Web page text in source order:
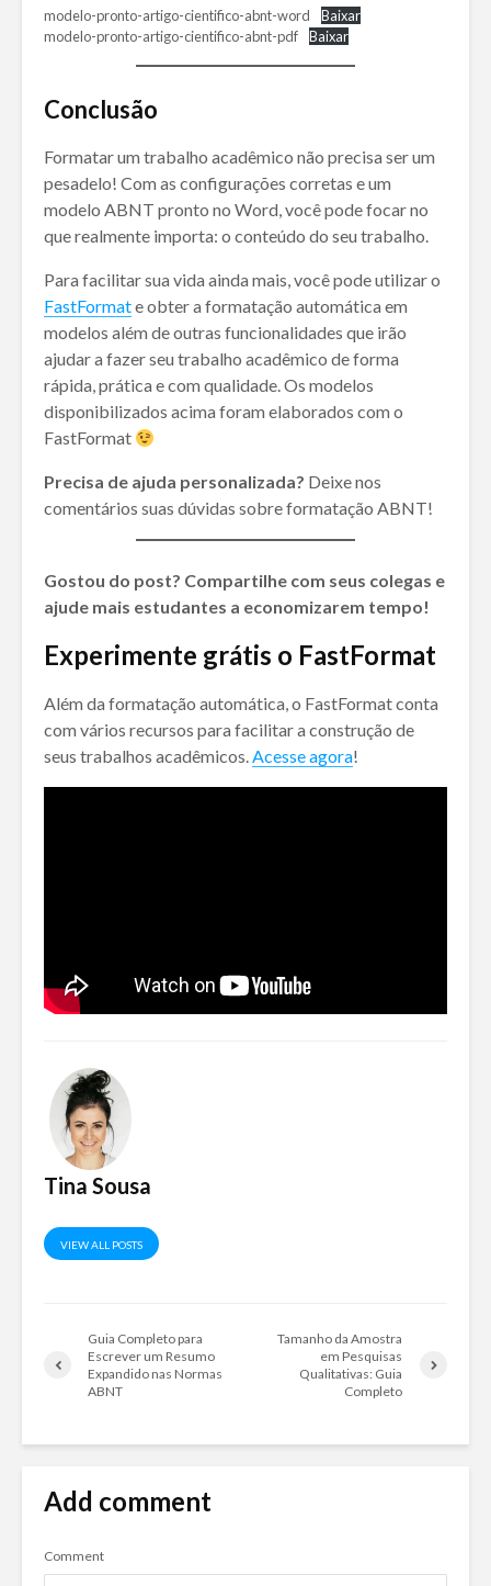
modelo-pronto-artigo-cientifico-abnt-word
Baixar
modelo-pronto-artigo-cientifico-abnt-pdf
Baixar
Conclusão
Formatar um trabalho acadêmico não precisa ser um
pesadelo! Com as configurações corretas e um
modelo ABNT pronto no Word, você pode focar no
que realmente importa: o conteúdo do seu trabalho.
Para facilitar sua vida ainda mais, você pode utilizar o
FastFormate obter a formatação automática em
modelos além de outras funcionalidades que irão
ajudar a fazer seu trabalho acadêmico de forma
rápida, prática e com qualidade. Os modelos
disponibilizados acima foram elaborados com o
FastFormat
Precisa de ajuda personalizada? Deixe nos
comentários suas dúvidas sobre formatação ABNT!
Gostou do post? Compartilhe com seus colegas e
ajude mais estudantes a economizarem tempo!
Experimente grátis o FastFormat
Além da formatação automática, o FastFormat conta
com vários recursos para facilitar a construção de
seus trabalhos acadêmicos.Acesse agora!
Tina Sousa
VIEW ALL POSTS
Guia Completo para
Escrever um Resumo
Expandido nas Normas
ABNT
Tamanho da Amostra
em Pesquisas
Qualitativas: Guia
Completo
Add comment
Comment